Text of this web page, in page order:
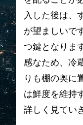
入した後は、
が望ましいで
つ鍵となりま
感なため、冷
りも棚の奥に
は鮮度を維持
詳しく見てい